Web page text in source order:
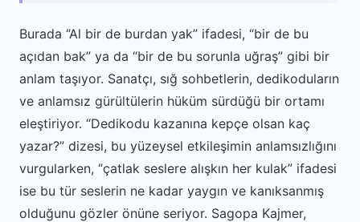
Burada “Al bir de burdan yak” ifadesi, “bir de bu
açıdan bak” ya da “bir de bu sorunla uğraş” gibi bir
anlam taşıyor. Sanatçı, sığ sohbetlerin, dedikoduların
ve anlamsız gürültülerin hüküm sürdüğü bir ortamı
eleştiriyor. “Dedikodu kazanına kepçe olsan kaç
yazar?” dizesi, bu yüzeysel etkileşimin anlamsızlığını
vurgularken, “çatlak seslere alışkın her kulak” ifadesi
ise bu tür seslerin ne kadar yaygın ve kanıksanmış
olduğunu gözler önüne seriyor. Sagopa Kajmer,